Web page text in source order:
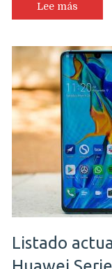
Lee más
Listado